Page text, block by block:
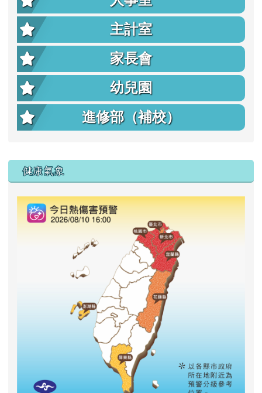
主計室
家長會
幼兒園
進修部（補校）
右邊區域內容
健康氣象